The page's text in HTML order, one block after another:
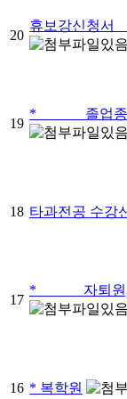
20
휴보강신청
19
* 졸업종
18 타과전공 수강
17
* 자퇴원,
16 * 복학원